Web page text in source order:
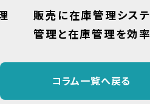
販売に在庫管理シス
管理と在庫管理を効
コラム一覧へ戻る